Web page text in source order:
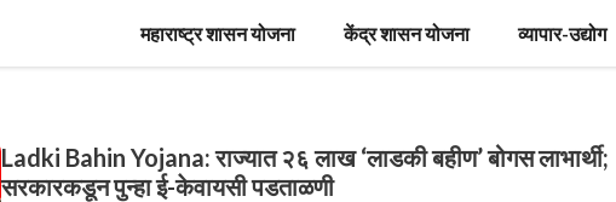
महाराष्ट्र शासन योजना केंद्र शासन योजना व्यापार-उद्योग
Ladki Bahin Yojana: राज्यात २६ लाख ‘लाडकी बहीण’ बोगस लाभार्थी;
सरकारकडून पुन्हा ई-केवायसी पडताळणी